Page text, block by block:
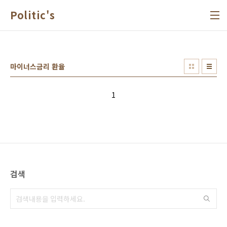
Politic's
마이너스금리 환율
1
검색